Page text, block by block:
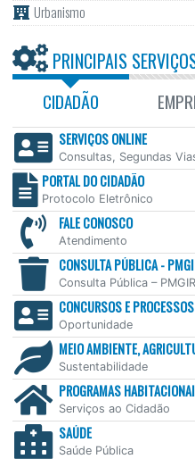
Urbanismo
PRINCIPAIS
CIDADÃO
SERVIÇOS ONLINE
Consultas, Segundas
PORTAL DO CIDADÃO
Protocolo Eletrônico
FALE CONOSCO
Atendimento
CONSULTA PÚBLICA -
Consulta Pública –
Oportunidade
Sustentabilidade
PROGRAMAS
Serviços ao Cidadão
SAÚDE
Saúde Pública